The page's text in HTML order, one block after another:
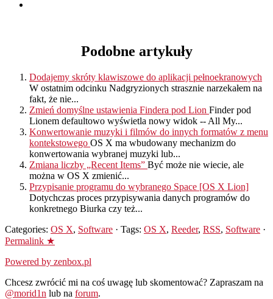
Podobne artykuły
Dodajemy skróty klawiszowe do aplikacji pełnoekranowych
W ostatnim odcinku Nadgryzionych strasznie narzekałem na
fakt, że nie...
Zmień domyślne ustawienia Findera pod Lion Finder pod
Lionem defaultowo wyświetla nowy widok -- All My...
Konwertowanie muzyki i filmów do innych formatów z menu
kontekstowego OS X ma wbudowany mechanizm do
konwertowania wybranej muzyki lub...
Zmiana liczby „Recent Items” Być może nie wiecie, ale
można w OS X zmienić...
Przypisanie programu do wybranego Space [OS X Lion]
Dotychczas proces przypisywania danych programów do
konkretnego Biurka czy też...
Categories: OS X, Software · Tags: OS X, Reeder, RSS, Software ·
Permalink ★
Powered by zenbox.pl
Chcesz zwrócić mi na coś uwagę lub skomentować? Zapraszam na
@morid1n lub na forum.